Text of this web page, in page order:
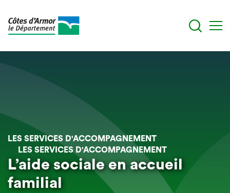
LES SERVICES D'ACCOMPAGNEMENT
LES SERVICES D'ACCOMPAGNEMENT
L’aide sociale en accueil
familial